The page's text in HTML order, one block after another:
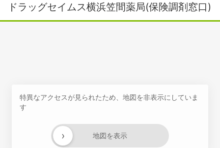
ドラッグセイムス横浜笠間薬局(保険調剤窓口)
特異なアクセスが見られたため、地図を非表示にしていま
す
地図を表示
›